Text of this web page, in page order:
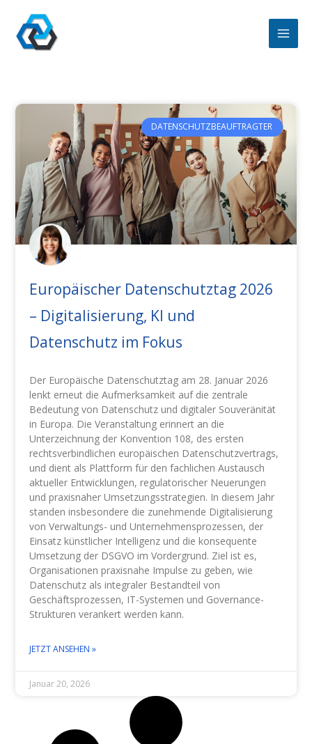
Inhalt
springen
DATENSCHUTZBEAUFTRAGTER
Europäischer Datenschutztag 2026
– Digitalisierung, KI und
Datenschutz im Fokus
Der Europäische Datenschutztag am 28. Januar 2026
lenkt erneut die Aufmerksamkeit auf die zentrale
Bedeutung von Datenschutz und digitaler Souveränität
in Europa. Die Veranstaltung erinnert an die
Unterzeichnung der Konvention 108, des ersten
rechtsverbindlichen europäischen Datenschutzvertrags,
und dient als Plattform für den fachlichen Austausch
aktueller Entwicklungen, regulatorischer Neuerungen
und praxisnaher Umsetzungsstrategien. In diesem Jahr
standen insbesondere die zunehmende Digitalisierung
von Verwaltungs- und Unternehmensprozessen, der
Einsatz künstlicher Intelligenz und die konsequente
Umsetzung der DSGVO im Vordergrund. Ziel ist es,
Organisationen praxisnahe Impulse zu geben, wie
Datenschutz als integraler Bestandteil von
Geschäftsprozessen, IT-Systemen und Governance-
Strukturen verankert werden kann.
JETZT ANSEHEN »
Januar 20, 2026